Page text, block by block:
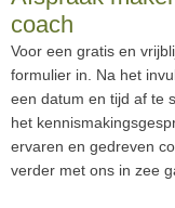
coach
Voor een gratis en
formulier in. Na het
een datum en tijd af te
het
ervaren en gedreven
verder met ons in zee